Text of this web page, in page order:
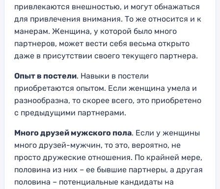
привлекаются внешностью, и могут обнажаться
для привлечения внимания. То же относится и к
манерам. Женщина, у которой было много
партнеров, может вести себя весьма открыто
даже в присутствии своего текущего партнера.
Опыт в постели. Навыки в постели
приобретаются опытом. Если женщина умела и
разнообразна, то скорее всего, это приобретено
с предыдущими партнерами.
Много друзей мужского пола. Если у женщины
много друзей-мужчин, то это, вероятно, не
просто дружеские отношения. По крайней мере,
половина из них – ее бывшие партнеры, а другая
половина – потенциальные кандидаты на